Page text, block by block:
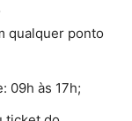
qualquer ponto
09h às 17h;